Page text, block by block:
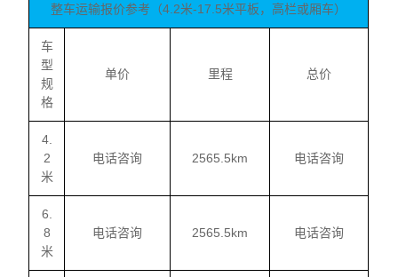
整车运输报价参考（4.2米-17.5米平板，高栏或厢车）
车
型
规
格
单价 里程 总价
4.
2
米
电话咨询 2565.5km 电话咨询
6.
8
米
电话咨询 2565.5km 电话咨询